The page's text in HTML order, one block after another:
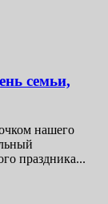
семьи,
нашего
праздника...